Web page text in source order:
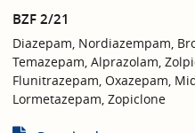
BZF 2/21
Diazepam, Nordiazempam,
Temazepam, Alprazolam,
Flunitrazepam, Oxazepam,
Lormetazepam, Zopiclone